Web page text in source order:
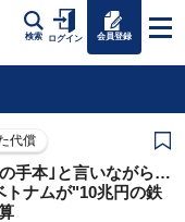
検索 ログイン 会員登録
代償
手本｣と言いながら…
トナムが"10兆円の鉄